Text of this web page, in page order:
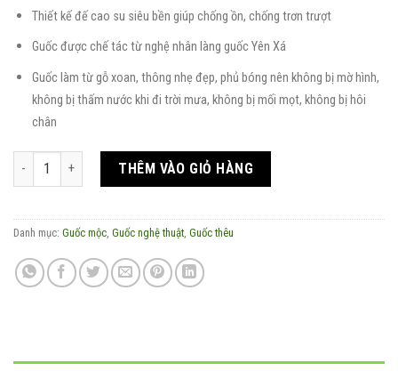
Thiết kế đế cao su siêu bền giúp chống ồn, chống trơn trượt
Guốc được chế tác từ nghệ nhân làng guốc Yên Xá
Guốc làm từ gỗ xoan, thông nhẹ đẹp, phủ bóng nên không bị mờ hình,
không bị thấm nước khi đi trời mưa, không bị mối mọt, không bị hôi
chân
Guốc mộc Vân Kiều điêu khắc quai đũi thêu tay hoa ly số lượng
THÊM VÀO GIỎ HÀNG
Danh mục: Guốc mộc, Guốc nghệ thuật, Guốc thêu